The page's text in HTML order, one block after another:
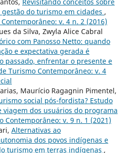
do turismo em cidades ,
v. 4 n. 2 (2016)
da Silva, Zwyla Alice Cabral
com Panosso Netto: quando
e expectativa gerada é
passado, enfrentar o presente e
Turismo Contemporâneo: v. 4
Maurício Ragagnin Pimentel,
social pós-fordista? Estudo
viagem dos usuários do programa
Contemporâneo: v. 9 n. 1 (2021)
Alternativas ao
dos povos indígenas e
turismo em terras indígenas ,